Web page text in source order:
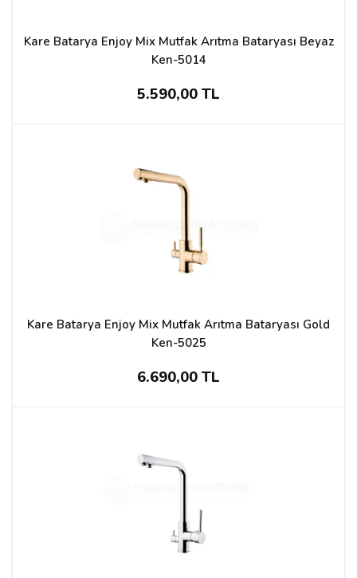
Kare Batarya Enjoy Mix Mutfak Arıtma Bataryası Beyaz
Ken-5014
5.590,00 TL
Kare Batarya Enjoy Mix Mutfak Arıtma Bataryası Gold
Ken-5025
6.690,00 TL